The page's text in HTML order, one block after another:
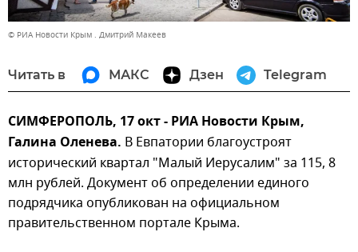
© РИА Новости Крым . Дмитрий Макеев
Читать в МАКС Дзен Telegram
СИМФЕРОПОЛЬ, 17 окт - РИА Новости Крым,
Галина Оленева. В Евпатории благоустроят
исторический квартал "Малый Иерусалим" за 115, 8
млн рублей. Документ об определении единого
подрядчика опубликован на официальном
правительственном портале Крыма.